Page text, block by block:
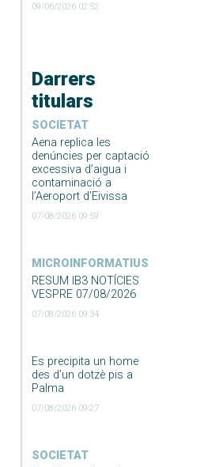
09/06/2026 02:52
Darrers
titulars
SOCIETAT
Aena replica les
denúncies per captació
excessiva d’aigua i
contaminació a
l’Aeroport d’Eivissa
07/08/2026 09:59
MICROINFORMATIUS
RESUM IB3 NOTÍCIES
VESPRE 07/08/2026
07/08/2026 09:34
Es precipita un home
des d’un dotzè pis a
Palma
07/08/2026 09:27
SOCIETAT